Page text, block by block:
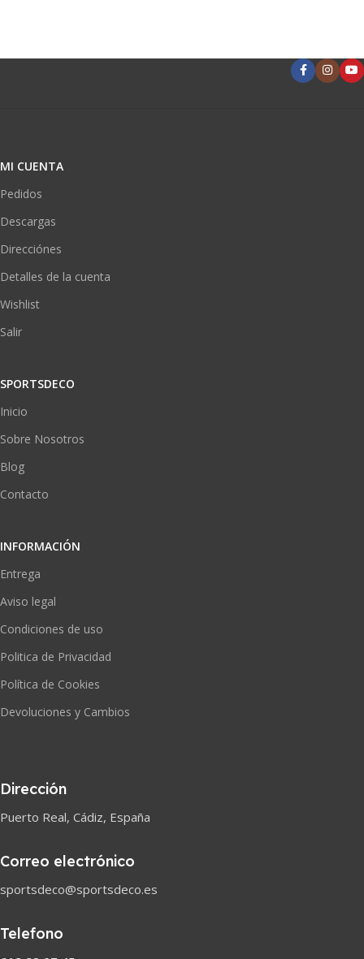
MI CUENTA
Pedidos
Descargas
Direcciónes
Detalles de la cuenta
Wishlist
Salir
SPORTSDECO
Inicio
Sobre Nosotros
Blog
Contacto
INFORMACIÓN
Entrega
Aviso legal
Condiciones de uso
Politica de Privacidad
Política de Cookies
Devoluciones y Cambios
Dirección
Puerto Real, Cádiz, España
Correo electrónico
sportsdeco@sportsdeco.es
Telefono